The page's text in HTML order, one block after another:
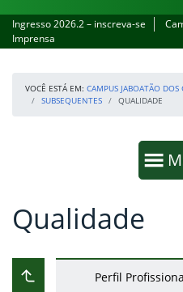
Ingresso 2026.2 – inscreva-se
Imprensa
VOCÊ ESTÁ EM: CAMPUS JABOATÃO DOS
SUBSEQUENTES
QUALIDADE
Fim da navegação
Início do conteúdo
Qualidade
Subir ao nível anterior
Perfil